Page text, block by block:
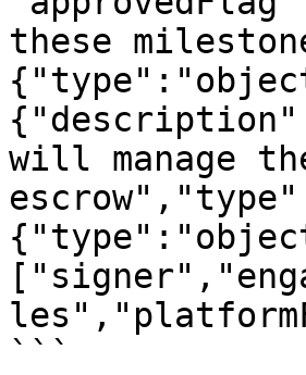
these
will manage
```